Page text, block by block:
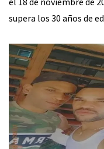
supera los 30 años de